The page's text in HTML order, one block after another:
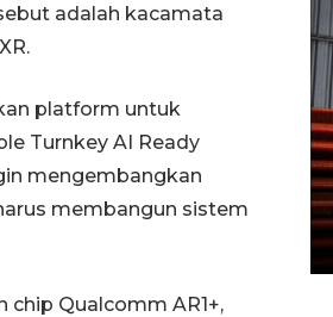
adalah kacamata
platform untuk
Turnkey AI Ready
mengembangkan
membangun sistem
Qualcomm AR1+,
puncak musim
di Kalimantan